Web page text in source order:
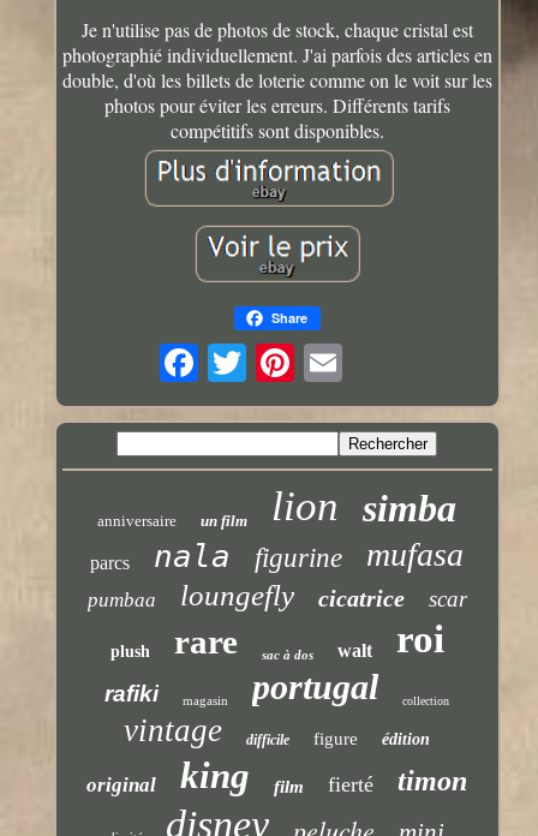
Je n'utilise pas de photos de stock, chaque cristal est
photographié individuellement. J'ai parfois des articles en
double, d'où les billets de loterie comme on le voit sur les
photos pour éviter les erreurs. Différents tarifs
compétitifs sont disponibles.
Share
anniversaire un film lion simba
parcs nala figurine mufasa
pumbaa loungefly cicatrice scar
plush rare sac à dos walt roi
rafiki magasin portugal collection
vintage difficile figure édition
original king film fierté timon
disney